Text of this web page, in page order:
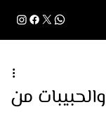
من